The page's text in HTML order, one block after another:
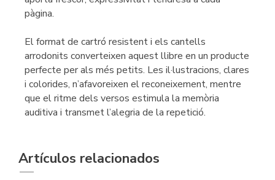
pàgina.
El format de cartró resistent i els cantells
arrodonits converteixen aquest llibre en un producte
perfecte per als més petits. Les il·lustracions, clares
i colorides, n’afavoreixen el reconeixement, mentre
que el ritme dels versos estimula la memòria
auditiva i transmet l’alegria de la repetició.
Artículos relacionados